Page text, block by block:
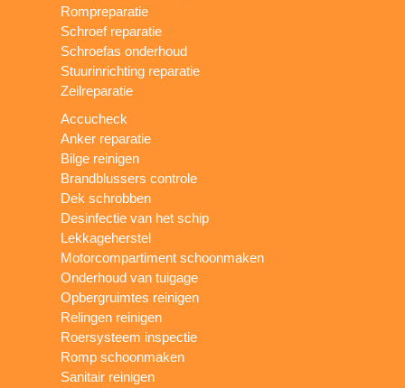
Rompreparatie
Schroef reparatie
Schroefas onderhoud
Stuurinrichting reparatie
Zeilreparatie
Accucheck
Anker reparatie
Bilge reinigen
Brandblussers controle
Dek schrobben
Desinfectie van het schip
Lekkageherstel
Motorcompartiment schoonmaken
Onderhoud van tuigage
Opbergruimtes reinigen
Relingen reinigen
Roersysteem inspectie
Romp schoonmaken
Sanitair reinigen